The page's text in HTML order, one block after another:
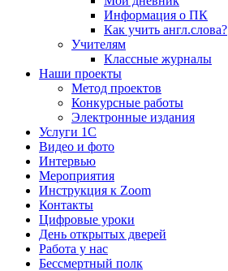
Информация о ПК
Как учить англ.слова?
Учителям
Классные журналы
Наши проекты
Метод проектов
Конкурсные работы
Электронные издания
Услуги 1C
Видео и фото
Интервью
Мероприятия
Инструкция к Zoom
Контакты
Цифровые уроки
День открытых дверей
Работа у нас
Бессмертный полк